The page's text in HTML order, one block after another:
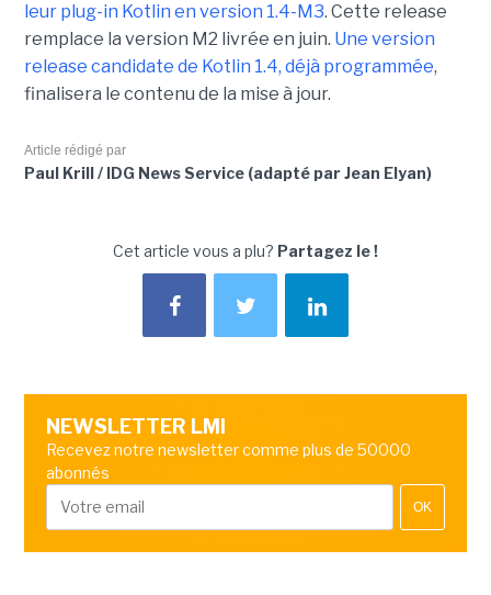
leur plug-in Kotlin en version 1.4-M3. Cette release
remplace la version M2 livrée en juin. Une version
release candidate de Kotlin 1.4, déjà programmée,
finalisera le contenu de la mise à jour.
Article rédigé par
Paul Krill / IDG News Service (adapté par Jean Elyan)
Cet article vous a plu? Partagez le !
NEWSLETTER LMI
Recevez notre newsletter comme plus de 50000
abonnés
OK